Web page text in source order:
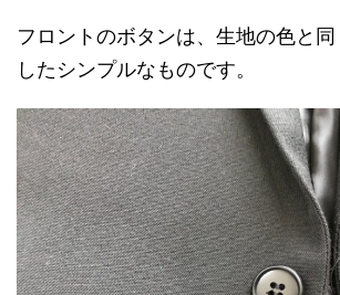
フロントのボタンは、生地の色と
したシンプルなものです。